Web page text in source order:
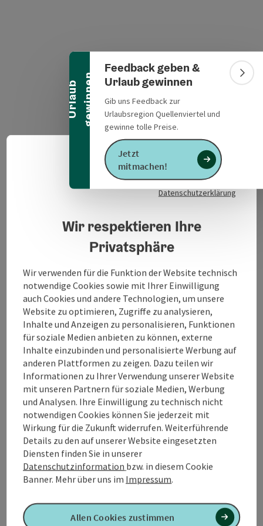
U
r
l
a
u
b
g
e
w
i
n
n
e n
Banner einklappen
Feedback geben &
Urlaub gewinnen
Gib uns Feedback zur
Urlaubsregion Quellenviertel und
gewinne tolle Preise.
Jetzt
mitmachen!
Veranstaltungsinformationen
Traditionelles Sternschießen
Veranstaltungsort
Anreise/Lage
Eignung
Barrierefreiheit
PDF erstellen
Beitrag drucken
In der Nähe
Datenschutzerklärung
Wir respektieren Ihre
Privatsphäre
Wir verwenden für die Funktion der Website technisch
notwendige Cookies sowie mit Ihrer Einwilligung
auch Cookies und andere Technologien, um unsere
Website zu optimieren, Zugriffe zu analysieren,
Inhalte und Anzeigen zu personalisieren, Funktionen
für soziale Medien anbieten zu können, externe
Inhalte einzubinden und personalisierte Werbung auf
anderen Plattformen zu zeigen. Dazu teilen wir
Informationen zu Ihrer Verwendung unserer Website
mit unseren Partnern für soziale Medien, Werbung
und Analysen. Ihre Einwilligung zu technisch nicht
notwendigen Cookies können Sie jederzeit mit
Wirkung für die Zukunft widerrufen. Weiterführende
Details zu den auf unserer Website eingesetzten
Diensten finden Sie in unserer
Datenschutzinformation bzw. in diesem Cookie
Banner. Mehr über uns im Impressum.
Allen Cookies zustimmen